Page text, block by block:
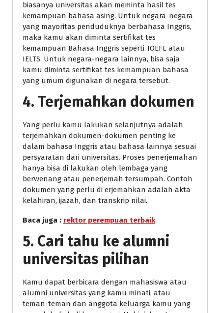
biasanya universitas akan meminta hasil tes
kemampuan bahasa asing. Untuk negara-negara
yang mayoritas penduduknya berbahasa Inggris,
maka kamu akan diminta sertifikat tes
kemampuan Bahasa Inggris seperti TOEFL atau
IELTS. Untuk negara-negara lainnya, bisa saja
kamu diminta sertifikat tes kemampuan bahasa
yang umum digunakan di negara tersebut.
4. Terjemahkan dokumen
Yang perlu kamu lakukan selanjutnya adalah
terjemahkan dokumen-dokumen penting ke
dalam bahasa Inggris atau bahasa lainnya sesuai
persyaratan dari universitas. Proses penerjemahan
hanya bisa di lakukan oleh lembaga yang
berwenang atau penerjemah tersumpah. Contoh
dokumen yang perlu di erjemahkan adalah akta
kelahiran, ijazah, dan transkrip nilai.
Baca juga : rektor perempuan terbaik
5. Cari tahu ke alumni
universitas pilihan
Kamu dapat berbicara dengan mahasiswa atau
alumni universitas yang kamu minati, atau
teman-teman dan anggota keluarga kamu yang